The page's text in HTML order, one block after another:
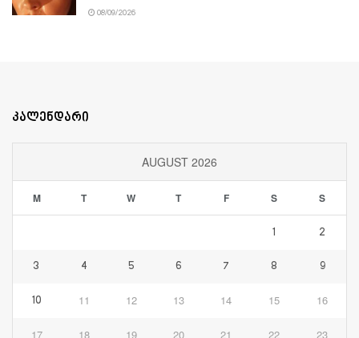
08/09/2026
კალენდარი
AUGUST 2026
M T W T F S S
1 2
3 4 5 6 7 8 9
10 11 12 13 14 15 16
17 18 19 20 21 22 23